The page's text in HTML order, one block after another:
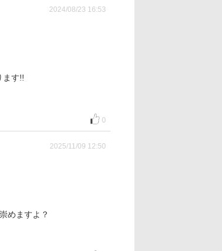
2024/08/23 16:53
ます!!
0
2025/11/09 12:50
めますよ？